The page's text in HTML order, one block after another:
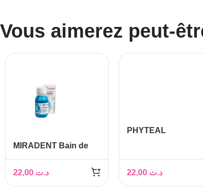
Vous aimerez peut-
MIRADENT Bain de
100ml
د.ت
PHYTEAL
LA CITRONNELLE
د.ت